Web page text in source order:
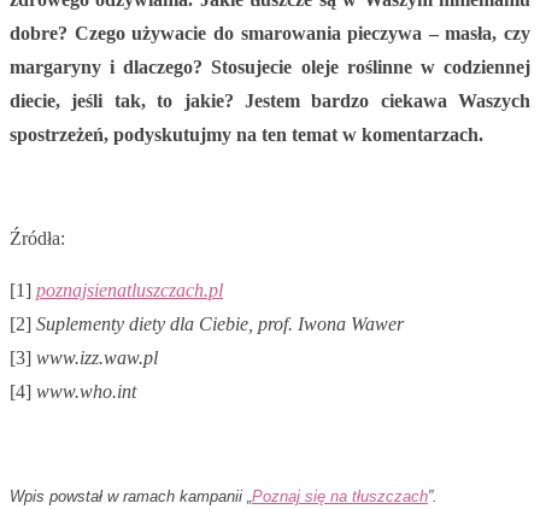
dobre? Czego używacie do smarowania pieczywa – masła, czy
margaryny i dlaczego? Stosujecie oleje roślinne w codziennej
diecie, jeśli tak, to jakie? Jestem bardzo ciekawa Waszych
spostrzeżeń, podyskutujmy na ten temat w komentarzach.
Źródła:
[1] poznajsienatluszczach.pl
[2] Suplementy diety dla Ciebie, prof. Iwona Wawer
[3] www.izz.waw.pl
[4] www.who.int
Wpis powstał w ramach kampanii „Poznaj się na tłuszczach”.